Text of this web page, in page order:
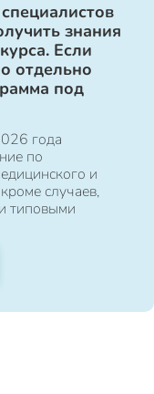
знания
Если
отдельно
под
года
по
и
случаев,
типовыми